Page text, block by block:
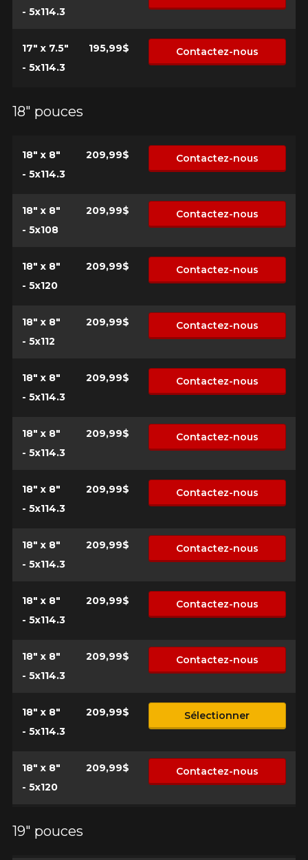
- 5x114.3
17" x 7.5"
- 5x114.3
195,99$ Contactez-nous
18" pouces
18" x 8"
- 5x114.3
209,99$ Contactez-nous
18" x 8"
- 5x108
209,99$ Contactez-nous
18" x 8"
- 5x120
209,99$ Contactez-nous
18" x 8"
- 5x112
209,99$ Contactez-nous
18" x 8"
- 5x114.3
209,99$ Contactez-nous
18" x 8"
- 5x114.3
209,99$ Contactez-nous
18" x 8"
- 5x114.3
209,99$ Contactez-nous
18" x 8"
- 5x114.3
209,99$ Contactez-nous
18" x 8"
- 5x114.3
209,99$ Contactez-nous
18" x 8"
- 5x114.3
209,99$ Contactez-nous
18" x 8"
- 5x114.3
209,99$ Sélectionner
18" x 8"
- 5x120
209,99$ Contactez-nous
19" pouces
configuration.
1-866-220-8025
*Attention cette dimension représente une possibilité
d'équipement pour votre véhicule, vous devez vérifier